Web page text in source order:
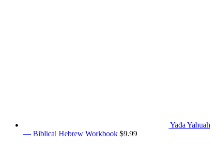
Yada Yahuah
— Biblical Hebrew Workbook $9.99